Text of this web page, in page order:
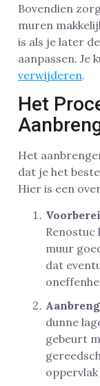
Bovendien
muren
is als je later
aanpassen. Je
verwijderen.
Het
Het
dat je het
Hier is een
Renostuc
muur
dat
dunne
gebeurt